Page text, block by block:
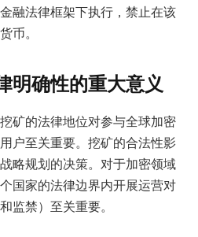
融法律框架下执行，禁止在该
币。
明确性的重大意义
矿的法律地位对参与全球加密
户至关重要。挖矿的合法性影
略规划的决策。对于加密领域
国家的法律边界内开展运营对
监禁）至关重要。